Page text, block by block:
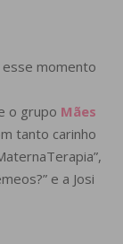
momento
o grupo Mães
tanto carinho
e a Josi